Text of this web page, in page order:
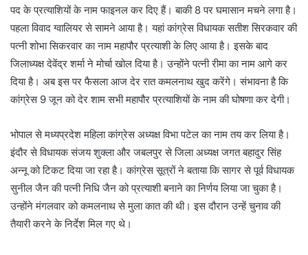
पद के प्रत्याशियों के नाम फाइनल कर दिए हैं। बाकी 8 पर घमासान मचने लगा है।
पहला विवाद ग्वालियर से सामने आया है। यहां कांग्रेस विधायक सतीश सिरकवार की
पत्नी शोभा सिकरवार का नाम महापौर प्रत्याशी के लिए आया है। इसके बाद
जिलाध्यक्ष देवेंद्र शर्मा ने मोर्चा खोल दिया है। उन्होंने पत्नी रीमा का नाम आगे कर
दिया है। अब इस पर फैसला आज देर रात कमलनाथ खुद करेंगे। संभावना है कि
कांग्रेस 9 जून को देर शाम सभी महापौर प्रत्याशियों के नाम की घोषणा कर देगी।
भोपाल से मध्यप्रदेश महिला कांग्रेस अध्यक्ष विभा पटेल का नाम तय कर लिया है।
इंदौर से विधायक संजय शुक्ला और जबलपुर से जिला अध्यक्ष जगत बहादुर सिंह
अन्नू को टिकट दिया जा रहा है। कांग्रेस सूत्रों ने बताया कि सागर से पूर्व विधायक
सुनील जैन की पत्नी निधि जैन को प्रत्याशी बनाने का निर्णय लिया जा चुका है।
उन्होंने मंगलवार को कमलनाथ से मुला कात की थी। इस दौरान उन्हें चुनाव की
तैयारी करने के निर्देश मिल गए थे।